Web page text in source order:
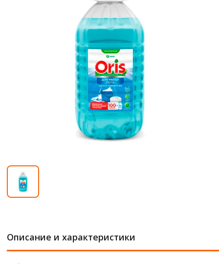
Описание и характеристики